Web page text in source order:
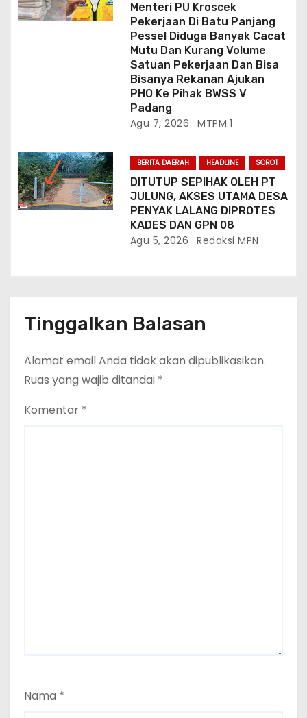
Menteri PU Kroscek
Pekerjaan Di Batu Panjang
Pessel Diduga Banyak Cacat
Mutu Dan Kurang Volume
Satuan Pekerjaan Dan Bisa
Bisanya Rekanan Ajukan
PHO Ke Pihak BWSS V
Padang
Agu 7, 2026 MTPM.1
BERITA DAERAH HEADLINE SOROT
DITUTUP SEPIHAK OLEH PT
JULUNG, AKSES UTAMA DESA
PENYAK LALANG DIPROTES
KADES DAN GPN 08
Agu 5, 2026 Redaksi MPN
Tinggalkan Balasan
Alamat email Anda tidak akan dipublikasikan.
Ruas yang wajib ditandai *
Komentar *
Nama *